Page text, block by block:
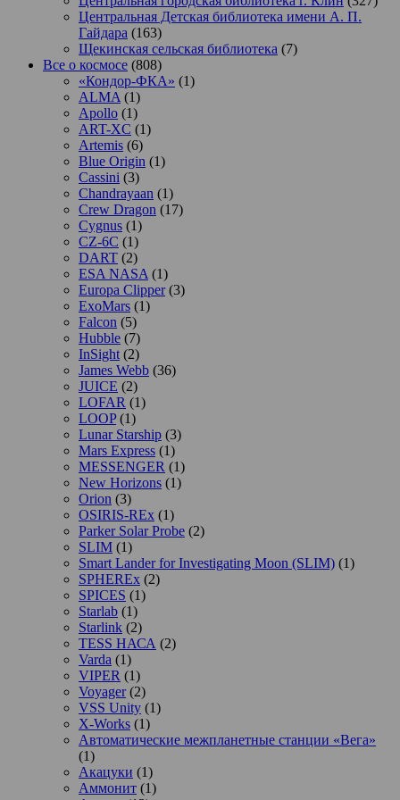
Центральная Детская библиотека имени А. П.
Гайдара (163)
Щекинская сельская библиотека (7)
Все о космосе (808)
«Кондор-ФКА» (1)
ALMA (1)
Apollo (1)
ART-XC (1)
Artemis (6)
Blue Origin (1)
Cassini (3)
Chandrayaan (1)
Crew Dragon (17)
Cygnus (1)
CZ-6C (1)
DART (2)
ESA NASA (1)
Europa Clipper(3)
ExoMars (1)
Falcon (5)
Hubble (7)
InSight (2)
James Webb (36)
JUICE (2)
LOFAR (1)
LOOP(1)
Lunar Starship (3)
Mars Express (1)
MESSENGER (1)
New Horizons (1)
Orion (3)
OSIRIS-REx (1)
Parker Solar Probe (2)
SLIM (1)
Smart Lander for Investigating Moon (SLIM) (1)
SPHEREx (2)
SPICES (1)
Starlab (1)
Starlink (2)
TESS НАСА (2)
Varda (1)
VIPER (1)
Voyager(2)
VSS Unity (1)
X-Works (1)
Автоматические межпланетные станции «Вега»
(1)
Акацуки (1)
Аммонит (1)